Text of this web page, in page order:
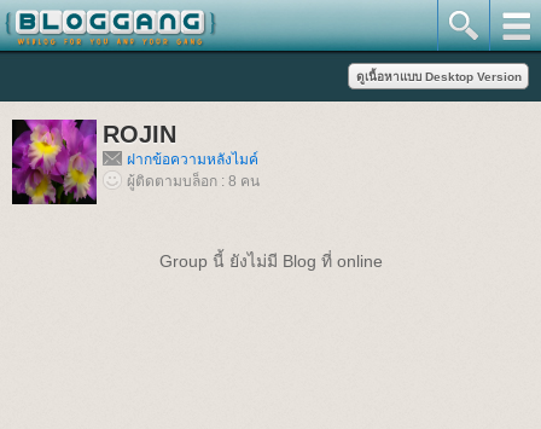
ROJIN
ฝากข้อความหลังไมค์
ผู้ติดตามบล็อก : 8 คน
Group นี้ ยังไม่มี Blog ที่ online